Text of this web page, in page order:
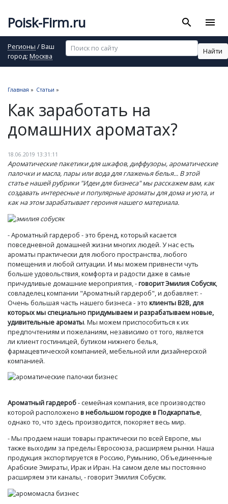
Poisk-Firm.ru search menu
Регионы / Ваш
город: Москва
Найти
Главная » Статьи »
Как заработать на
домашних ароматах?
18.06.2019 13:31:11
Ароматические пакетики для шкафов, диффузоры, ароматические
палочки и масла, пары или вода для глаженья белья... В этой
статье нашей рубрики "Идеи для бизнеса" мы расскажем вам, как
создавать интересные и популярные ароматы для дома и уюта, и
как на этом зарабатывает героиня нашего материала.
- Ароматный гардероб - это бренд, который касается
повседневной домашней жизни многих людей. У нас есть
ароматы практически для любого пространства, любого
помещения и любой ситуации. И мы можем привнести чуть
больше удовольствия, комфорта и радости даже в самые
причудливые домашние мероприятия, -говорит Эмилия Собусяк,
совладелец компании "Ароматный гардероб", и добавляет: -
Очень большая часть нашего бизнеса - это клиенты B2B, для
которых мы специально придумываем и разрабатываем новые,
удивительные ароматы. Мы можем приспособиться к их
предпочтениям и пожеланиям, независимо от того, является
ли клиент гостиницей, бутиком нижнего белья,
фармацевтической компанией, мебельной или дизайнерской
компанией.
Ароматный гардероб- семейная компания, все производство
которой расположено в небольшом городке в Подкарпатье,
однако то, что здесь производится, покоряет весь мир.
- Мы продаем наши товары практически по всей Европе, мы
также выходим за пределы Евросоюза, расширяем рынки. Наша
продукция экспортируется в Россию, Румынию, Объединенные
Арабские Эмираты, Ирак и Иран. На самом деле мы постоянно
расширяем эти каналы, - говорит Эмилия Собусяк.